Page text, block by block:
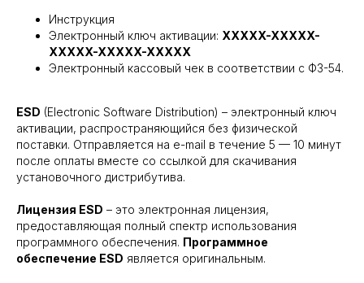
Инструкция
Электронный ключ активации: XXXXX-XXXXX-
XXXXX-XXXXX-XXXXX
Электронный кассовый чек в соответствии с ФЗ-54.
ESD (Electronic Software Distribution) – электронный ключ
активации, распространяющийся без физической
поставки. Отправляется на e-mail в течение 5 — 10 минут
после оплаты вместе со ссылкой для скачивания
установочного дистрибутива.
Лицензия ESD – это электронная лицензия,
предоставляющая полный спектр использования
программного обеспечения. Программное
обеспечение ESD является оригинальным.